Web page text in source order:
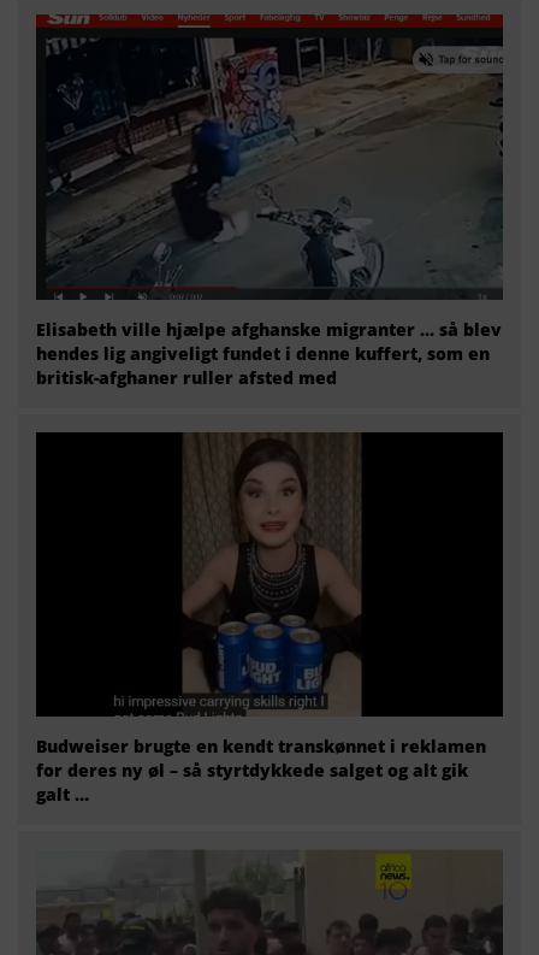
Elisabeth ville hjælpe afghanske migranter … så blev
hendes lig angiveligt fundet i denne kuffert, som en
britisk-afghaner ruller afsted med
Budweiser brugte en kendt transkønnet i reklamen
for deres ny øl – så styrtdykkede salget og alt gik
galt …